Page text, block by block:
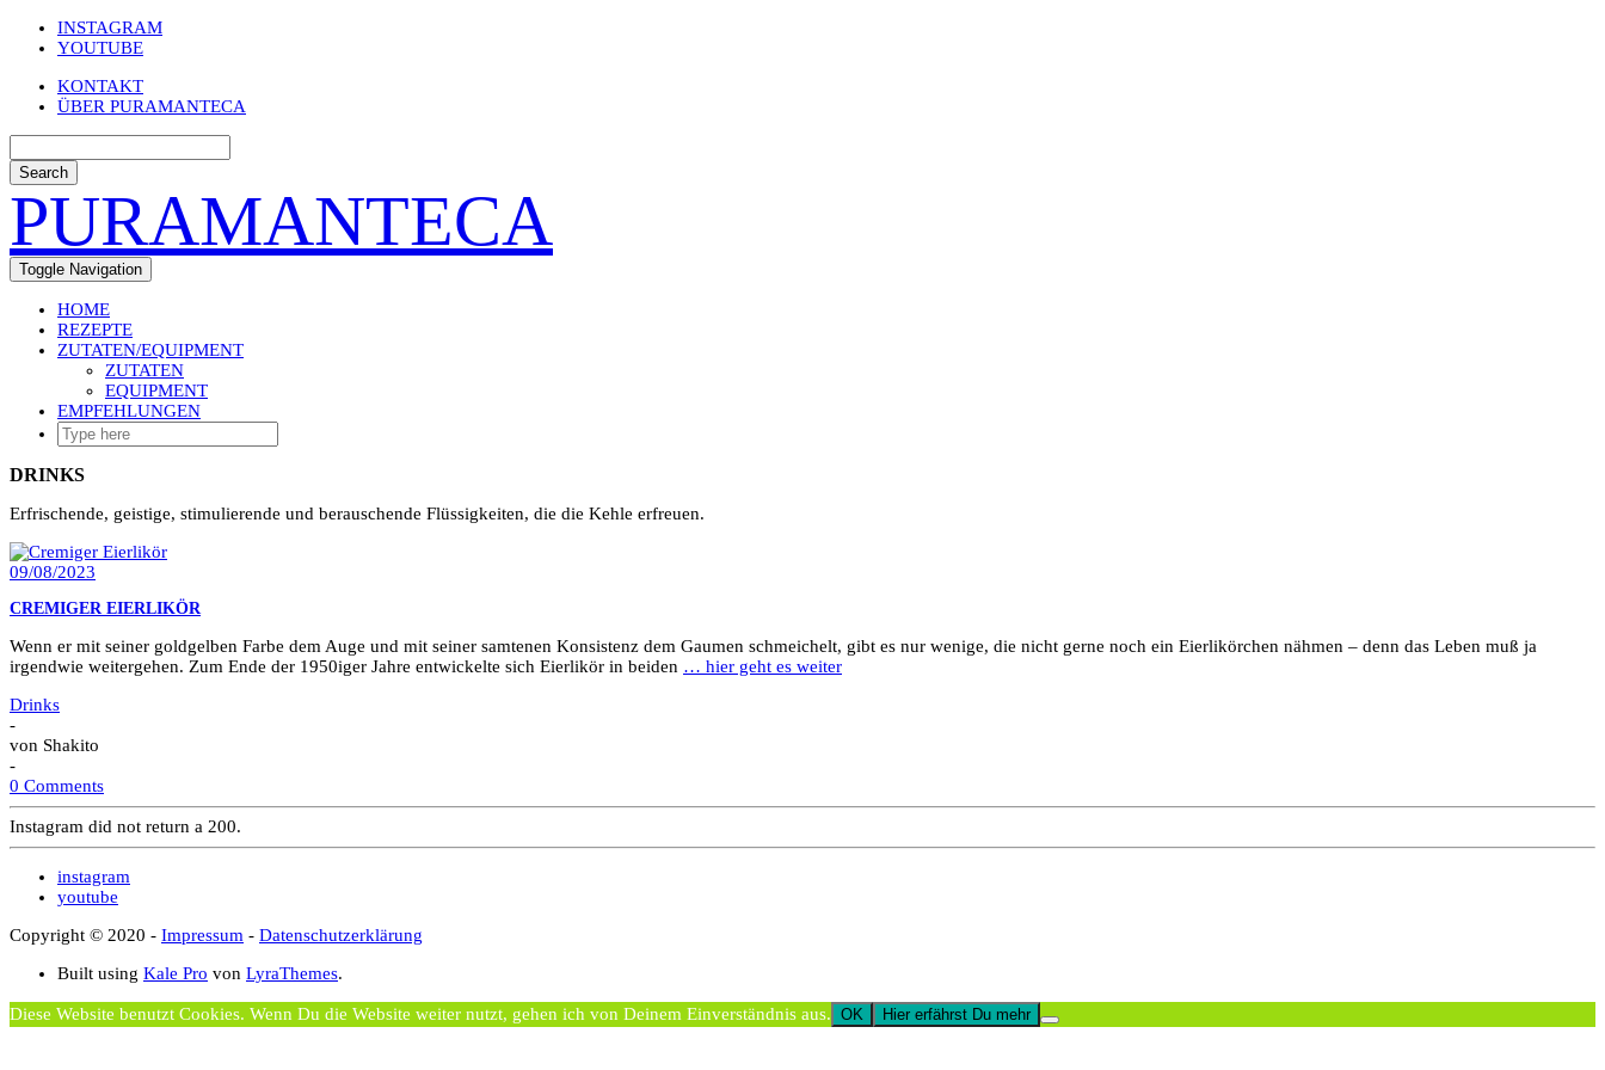
Skip
INSTAGRAM
YOUTUBE
KONTAKT
ÜBER PURAMANTECA
Search
PURAMANTECA
Toggle Navigation
HOME
REZEPTE
ZUTATEN/EQUIPMENT
ZUTATEN
EQUIPMENT
EMPFEHLUNGEN
DRINKS
Erfrischende, geistige, stimulierende und berauschende Flüssigkeiten, die die Kehle erfreuen.
09/08/2023
CREMIGER EIERLIKÖR
Wenn er mit seiner goldgelben Farbe dem Auge und mit seiner samtenen Konsistenz dem Gaumen schmeichelt, gibt es nur wenige, die nicht gerne noch ein Eierlikörchen nähmen – denn das Leben muß ja
irgendwie weitergehen. Zum Ende der 1950iger Jahre entwickelte sich Eierlikör in beiden … hier geht es weiter
Drinks
-
von Shakito
-
0 Comments
Instagram did not return a 200.
instagram
youtube
Copyright © 2020 - Impressum - Datenschutzerklärung
Built using Kale Pro von LyraThemes.
Diese Website benutzt Cookies. Wenn Du die Website weiter nutzt, gehen ich von Deinem Einverständnis aus. OK Hier erfährst Du mehr